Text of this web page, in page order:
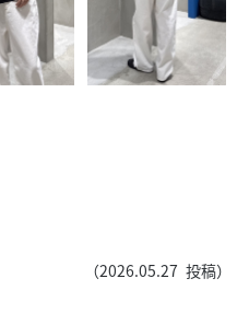
（2026.05.27 投稿）